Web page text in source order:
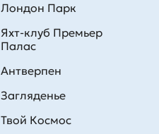
Лондон Парк
Яхт-клуб Премьер
Палас
Антверпен
Загляденье
Твой Космос